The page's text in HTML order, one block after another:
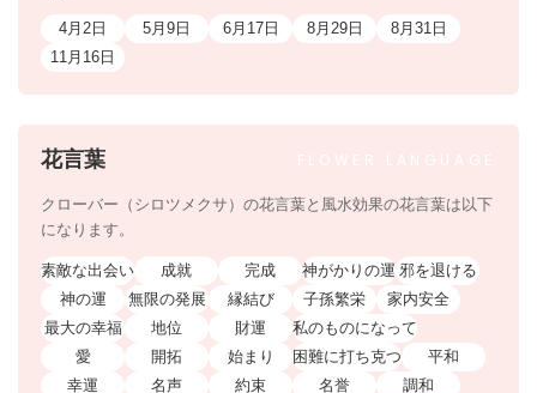
4月2日 5月9日 6月17日 8月29日
8月31日
11月16日
花言葉
クローバー（シロツメクサ）の花言葉と風水効果の花言葉は以下
になります。
素敵な出会い 成就 完成 神がかりの運 邪を退ける
神の運
無限の発展 縁結び 子孫繁栄
家内安全
最大の幸福
地位 財運
私のものになって
愛
開拓 始まり 困難に打ち克つ
平和
幸運
名声 約束 名誉
調和